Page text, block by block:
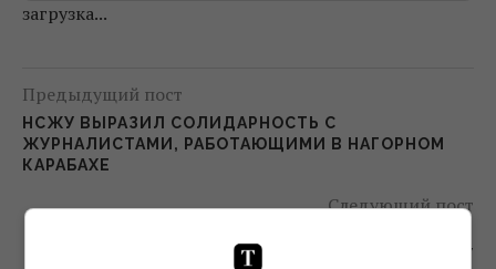
загрузка...
Предыдущий пост
НСЖУ ВЫРАЗИЛ СОЛИДАРНОСТЬ С
ЖУРНАЛИСТАМИ, РАБОТАЮЩИМИ В НАГОРНОМ
КАРАБАХЕ
Следующий пост
РЕАЛИТИ-ШОУ